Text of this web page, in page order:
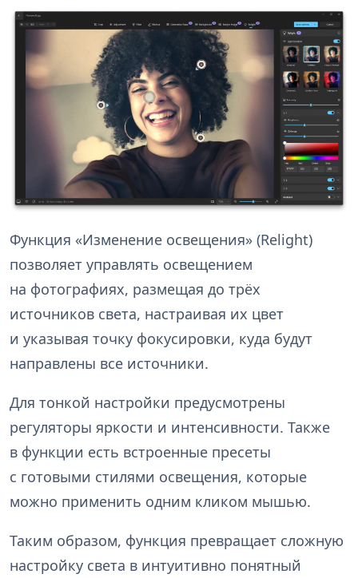
Функция «Изменение освещения» (Relight)
позволяет управлять освещением
на фотографиях, размещая до трёх
источников света, настраивая их цвет
и указывая точку фокусировки, куда будут
направлены все источники.
Для тонкой настройки предусмотрены
регуляторы яркости и интенсивности. Также
в функции есть встроенные пресеты
с готовыми стилями освещения, которые
можно применить одним кликом мышью.
Таким образом, функция превращает сложную
настройку света в интуитивно понятный